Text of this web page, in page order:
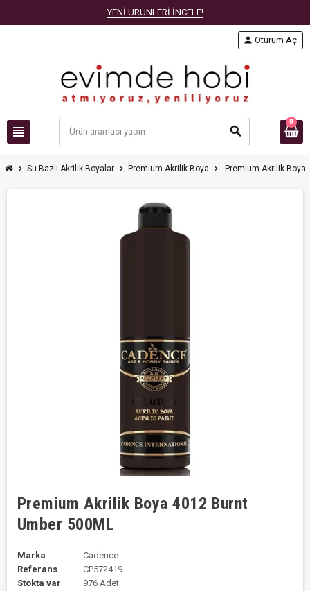
YENİ ÜRÜNLERİ İNCELE!
view_headline search
person Oturum Aç
0
chevron_right Su Bazlı Akrilik Boyalar chevron_right Premium Akrilik Boya chevron_right Premium Akrilik Boya
Premium Akrilik Boya 4012 Burnt
Umber 500ML
Marka
Cadence
Referans
CP572419
Stokta var
976 Adet